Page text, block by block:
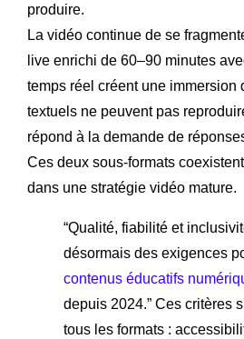
produire.
La vidéo continue de se
live enrichi de 60–90 minutes
temps réel créent une immersion
textuels ne peuvent pas
répond à la demande de
Ces deux sous-formats
dans une stratégie vidéo mature.
“Qualité, fiabilité et
désormais des exigences
contenus éducatifs
depuis 2024.” Ces critères
tous les formats :